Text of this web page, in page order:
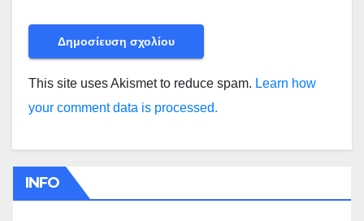
This site uses Akismet to reduce spam. Learn how
your comment data is processed.
INFO